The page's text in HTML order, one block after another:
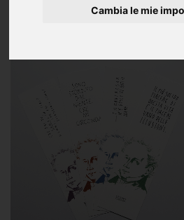
Cambia le mie